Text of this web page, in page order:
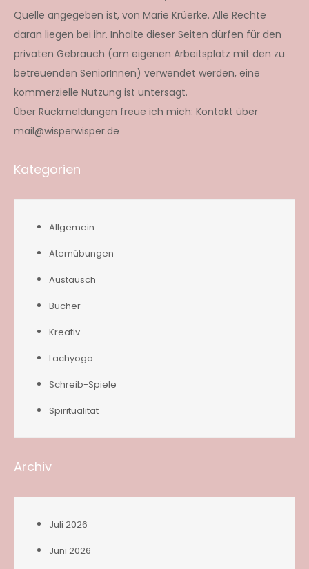
Quelle angegeben ist, von Marie Krüerke. Alle Rechte
daran liegen bei ihr. Inhalte dieser Seiten dürfen für den
privaten Gebrauch (am eigenen Arbeitsplatz mit den zu
betreuenden SeniorInnen) verwendet werden, eine
kommerzielle Nutzung ist untersagt.
Über Rückmeldungen freue ich mich: Kontakt über
mail@wisperwisper.de
Kategorien
Allgemein
Atemübungen
Austausch
Bücher
Kreativ
Lachyoga
Schreib-Spiele
Spiritualität
Archiv
Juli 2026
Juni 2026